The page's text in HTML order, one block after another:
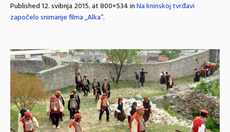
Published12. svibnja 2015.at 800×534 inNa kninskoj tvrđavi
započelo snimanje filma „Alka“.